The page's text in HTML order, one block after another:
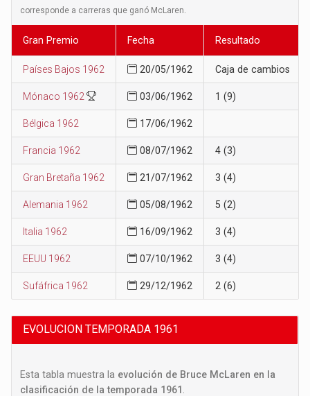
corresponde a carreras que ganó McLaren.
Gran Premio Fecha Resultado
Países Bajos 1962 20/05/1962 Caja de cambios
Mónaco 1962 03/06/1962 1 (9)
Bélgica 1962 17/06/1962
Francia 1962 08/07/1962 4 (3)
Gran Bretaña 1962 21/07/1962 3 (4)
Alemania 1962 05/08/1962 5 (2)
Italia 1962 16/09/1962 3 (4)
EEUU 1962 07/10/1962 3 (4)
Sufáfrica 1962 29/12/1962 2 (6)
EVOLUCION TEMPORADA 1961
Esta tabla muestra la evolución de Bruce McLaren en la
clasificación de la temporada 1961